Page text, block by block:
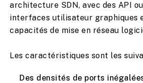
architecture SDN, avec des API
interfaces utilisateur graphiques
capacités de mise en réseau
Les caractéristiques sont les
Des densités de ports